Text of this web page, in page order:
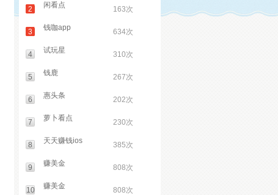
2 闲看点 163次
3 钱咖app 634次
4 试玩星 310次
5 钱鹿 267次
6 惠头条 202次
7 萝卜看点 230次
8 天天赚钱ios 385次
9 赚美金 808次
10 赚美金 808次